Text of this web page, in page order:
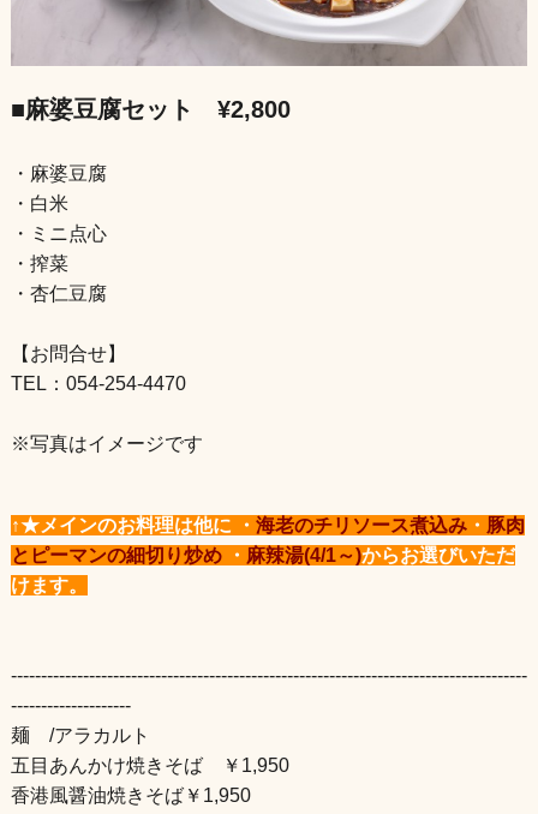
■麻婆豆腐セット ¥2,800
・麻婆豆腐
・白米
・ミニ点心
・搾菜
・杏仁豆腐
【お問合せ】
TEL：054-254-4470
※写真はイメージです
↑★​メインのお料理は他に ・ 海老のチリソース煮込み・ 豚肉
とピーマンの細切り炒め
・ 麻辣湯(4/1～)からお選びいただ
けます。
--------------------------------------------------------------------------------------
--------------------
麺 /アラカルト
五目あんかけ焼きそば ​￥1,950
香港風醤油焼きそば￥1,950